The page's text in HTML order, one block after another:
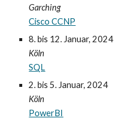
Garching
Cisco CCNP
8. bis 12. Januar, 2024
Köln
SQL
2. bis 5. Januar, 2024
Köln
PowerBI